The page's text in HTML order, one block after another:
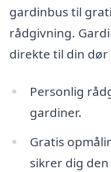
gardinbus til
rådgivning.
direkte til din
Personlig
gardiner.
Gratis
sikrer dig